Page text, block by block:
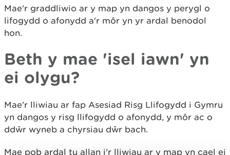
Mae'r graddliwio ar y map yn dangos y perygl o
lifogydd o afonydd a'r môr yn yr ardal benodol
hon.
Beth y mae 'isel iawn' yn
ei olygu?
Mae'r lliwiau ar fap Asesiad Risg Llifogydd i Gymru
yn dangos y risg llifogydd o afonydd, y môr ac o
ddŵr wyneb a chyrsiau dŵr bach.
Mae pob ardal tu allan i'r lliwiau ar y map yn cael ei